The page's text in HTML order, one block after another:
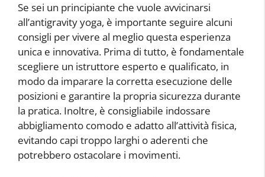
Se sei un principiante che vuole avvicinarsi
all’antigravity yoga, è importante seguire alcuni
consigli per vivere al meglio questa esperienza
unica e innovativa. Prima di tutto, è fondamentale
scegliere un istruttore esperto e qualificato, in
modo da imparare la corretta esecuzione delle
posizioni e garantire la propria sicurezza durante
la pratica. Inoltre, è consigliabile indossare
abbigliamento comodo e adatto all’attività fisica,
evitando capi troppo larghi o aderenti che
potrebbero ostacolare i movimenti.